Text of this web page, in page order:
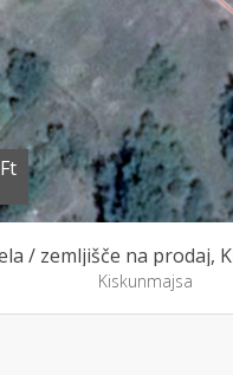
/ zemljišče na prodaj,
Kiskunmajsa